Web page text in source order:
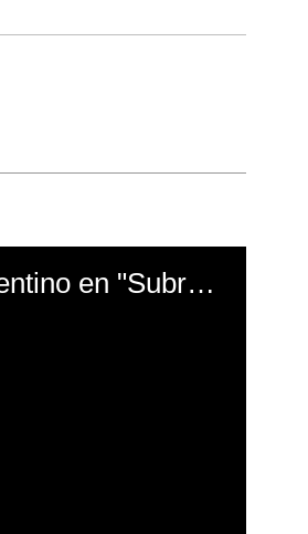
El mal momento de Yanina Gasañol con un hincha argentino en "Subrayado"